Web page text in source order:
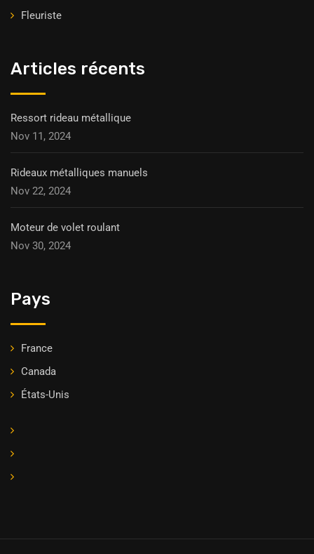
Fleuriste
Articles récents
Ressort rideau métallique
Nov 11, 2024
Rideaux métalliques manuels
Nov 22, 2024
Moteur de volet roulant
Nov 30, 2024
Pays
France
Canada
États-Unis